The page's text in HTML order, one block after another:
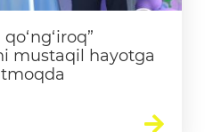
qo‘ng‘iroq”
mustaqil hayotga